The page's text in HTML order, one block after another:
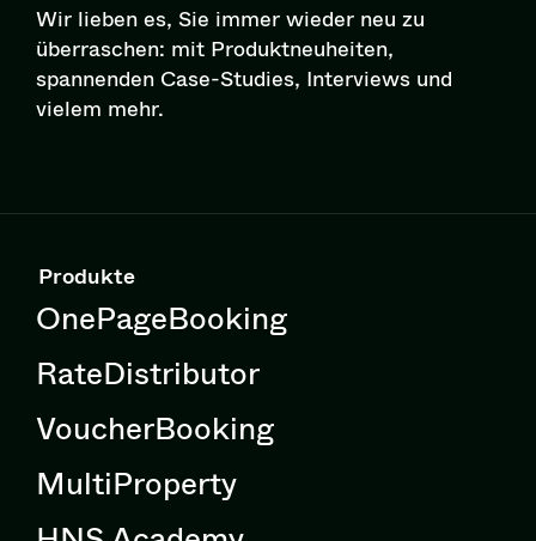
Wir lieben es, Sie immer wieder neu zu
überraschen: mit Pro­dukt­neu­hei­ten,
spannenden Case-Studies, Interviews und
vielem mehr.
Produkte
OnePageBooking
RateDistributor
VoucherBooking
MultiProperty